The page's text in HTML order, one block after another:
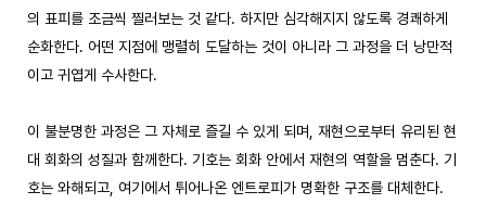
의 표피를 조금씩 찔러보는 것 같다. 하지만 심각해지지 않도록 경쾌하게
순화한다. 어떤 지점에 맹렬히 도달하는 것이 아니라 그 과정을 더 낭만적
이고 귀엽게 수사한다.
이 불분명한 과정은 그 자체로 즐길 수 있게 되며, 재현으로부터 유리된 현
대 회화의 성질과 함께한다. 기호는 회화 안에서 재현의 역할을 멈춘다. 기
호는 와해되고, 여기에서 튀어나온 엔트로피가 명확한 구조를 대체한다.